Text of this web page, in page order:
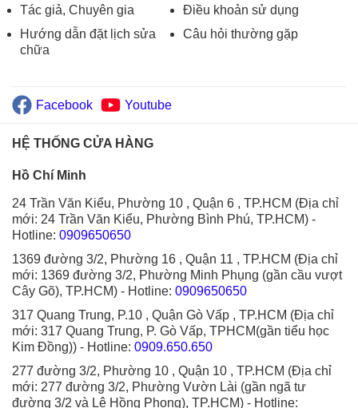
Tác giả, Chuyên gia
Hướng dẫn đặt lịch sửa
chữa
Điều khoản sử dụng
Câu hỏi thường gặp
Facebook Youtube
HỆ THỐNG CỬA HÀNG
Hồ Chí Minh
24 Trần Văn Kiểu, Phường 10 , Quận 6 , TP.HCM (Địa chỉ
mới: 24 Trần Văn Kiểu, Phường Bình Phú, TP.HCM) -
Hotline: 0909650650
1369 đường 3/2, Phường 16 , Quận 11 , TP.HCM (Địa chỉ
mới: 1369 đường 3/2, Phường Minh Phụng (gần cầu vượt
Cây Gõ), TP.HCM) - Hotline: 0909650650
317 Quang Trung, P.10 , Quận Gò Vấp , TP.HCM (Địa chỉ
mới: 317 Quang Trung, P. Gò Vấp, TPHCM(gần tiểu học
Kim Đồng)) - Hotline: 0909.650.650
277 đường 3/2, Phường 10 , Quận 10 , TP.HCM (Địa chỉ
mới: 277 đường 3/2, Phường Vườn Lài (gần ngã tư
đường 3/2 và Lê Hồng Phong), TP.HCM) - Hotline: